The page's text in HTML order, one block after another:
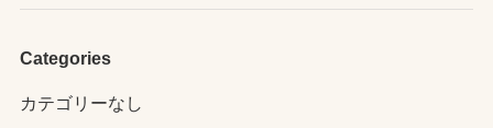
Categories
カテゴリーなし